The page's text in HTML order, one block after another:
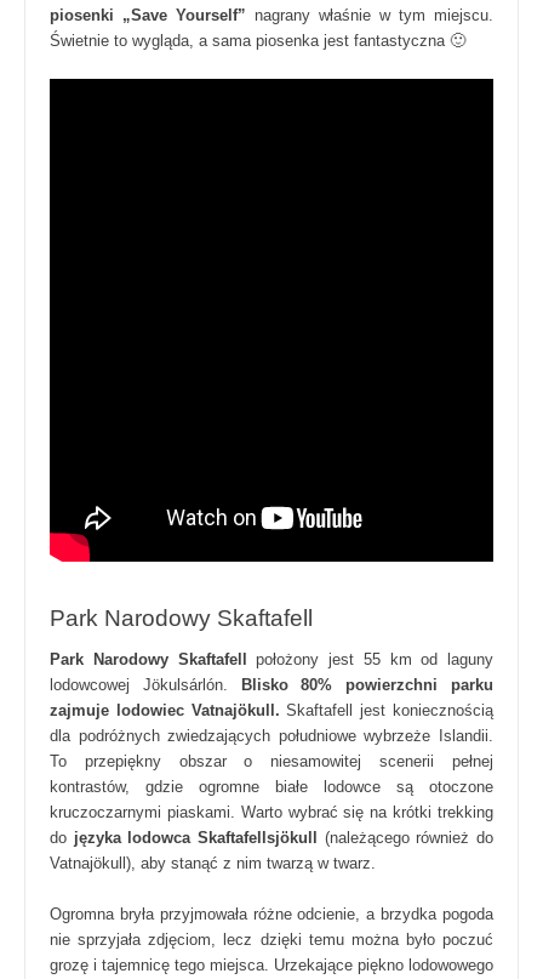
piosenki „Save Yourself” nagrany właśnie w tym miejscu.
Świetnie to wygląda, a sama piosenka jest fantastyczna 🙂
Park Narodowy Skaftafell
Park Narodowy Skaftafell
położony jest 55 km od laguny
lodowcowej Jökulsárlón.
Blisko 80% powierzchni parku
zajmuje lodowiec Vatnajökull. Skaftafell jest koniecznością
dla podróżnych zwiedzających południowe wybrzeże Islandii.
To przepiękny obszar o niesamowitej scenerii pełnej
kontrastów, gdzie ogromne białe lodowce są otoczone
kruczoczarnymi piaskami. Warto wybrać się na krótki trekking
do języka lodowca Skaftafellsjökull
(należącego również do
Vatnajökull), aby stanąć z nim twarzą w twarz.
Ogromna bryła przyjmowała różne odcienie, a brzydka pogoda
nie sprzyjała zdjęciom, lecz dzięki temu można było poczuć
grozę i tajemnicę tego miejsca. Urzekające piękno lodowowego